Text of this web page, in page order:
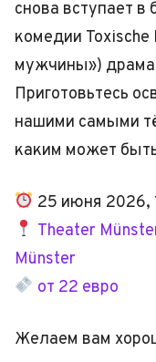
снова вступает в
комедии Toxische
мужчины»)
Приготовьтесь
нашими самыми
каким может
25 июня 2026,
Theater
Münster
от 22 евро
Желаем вам